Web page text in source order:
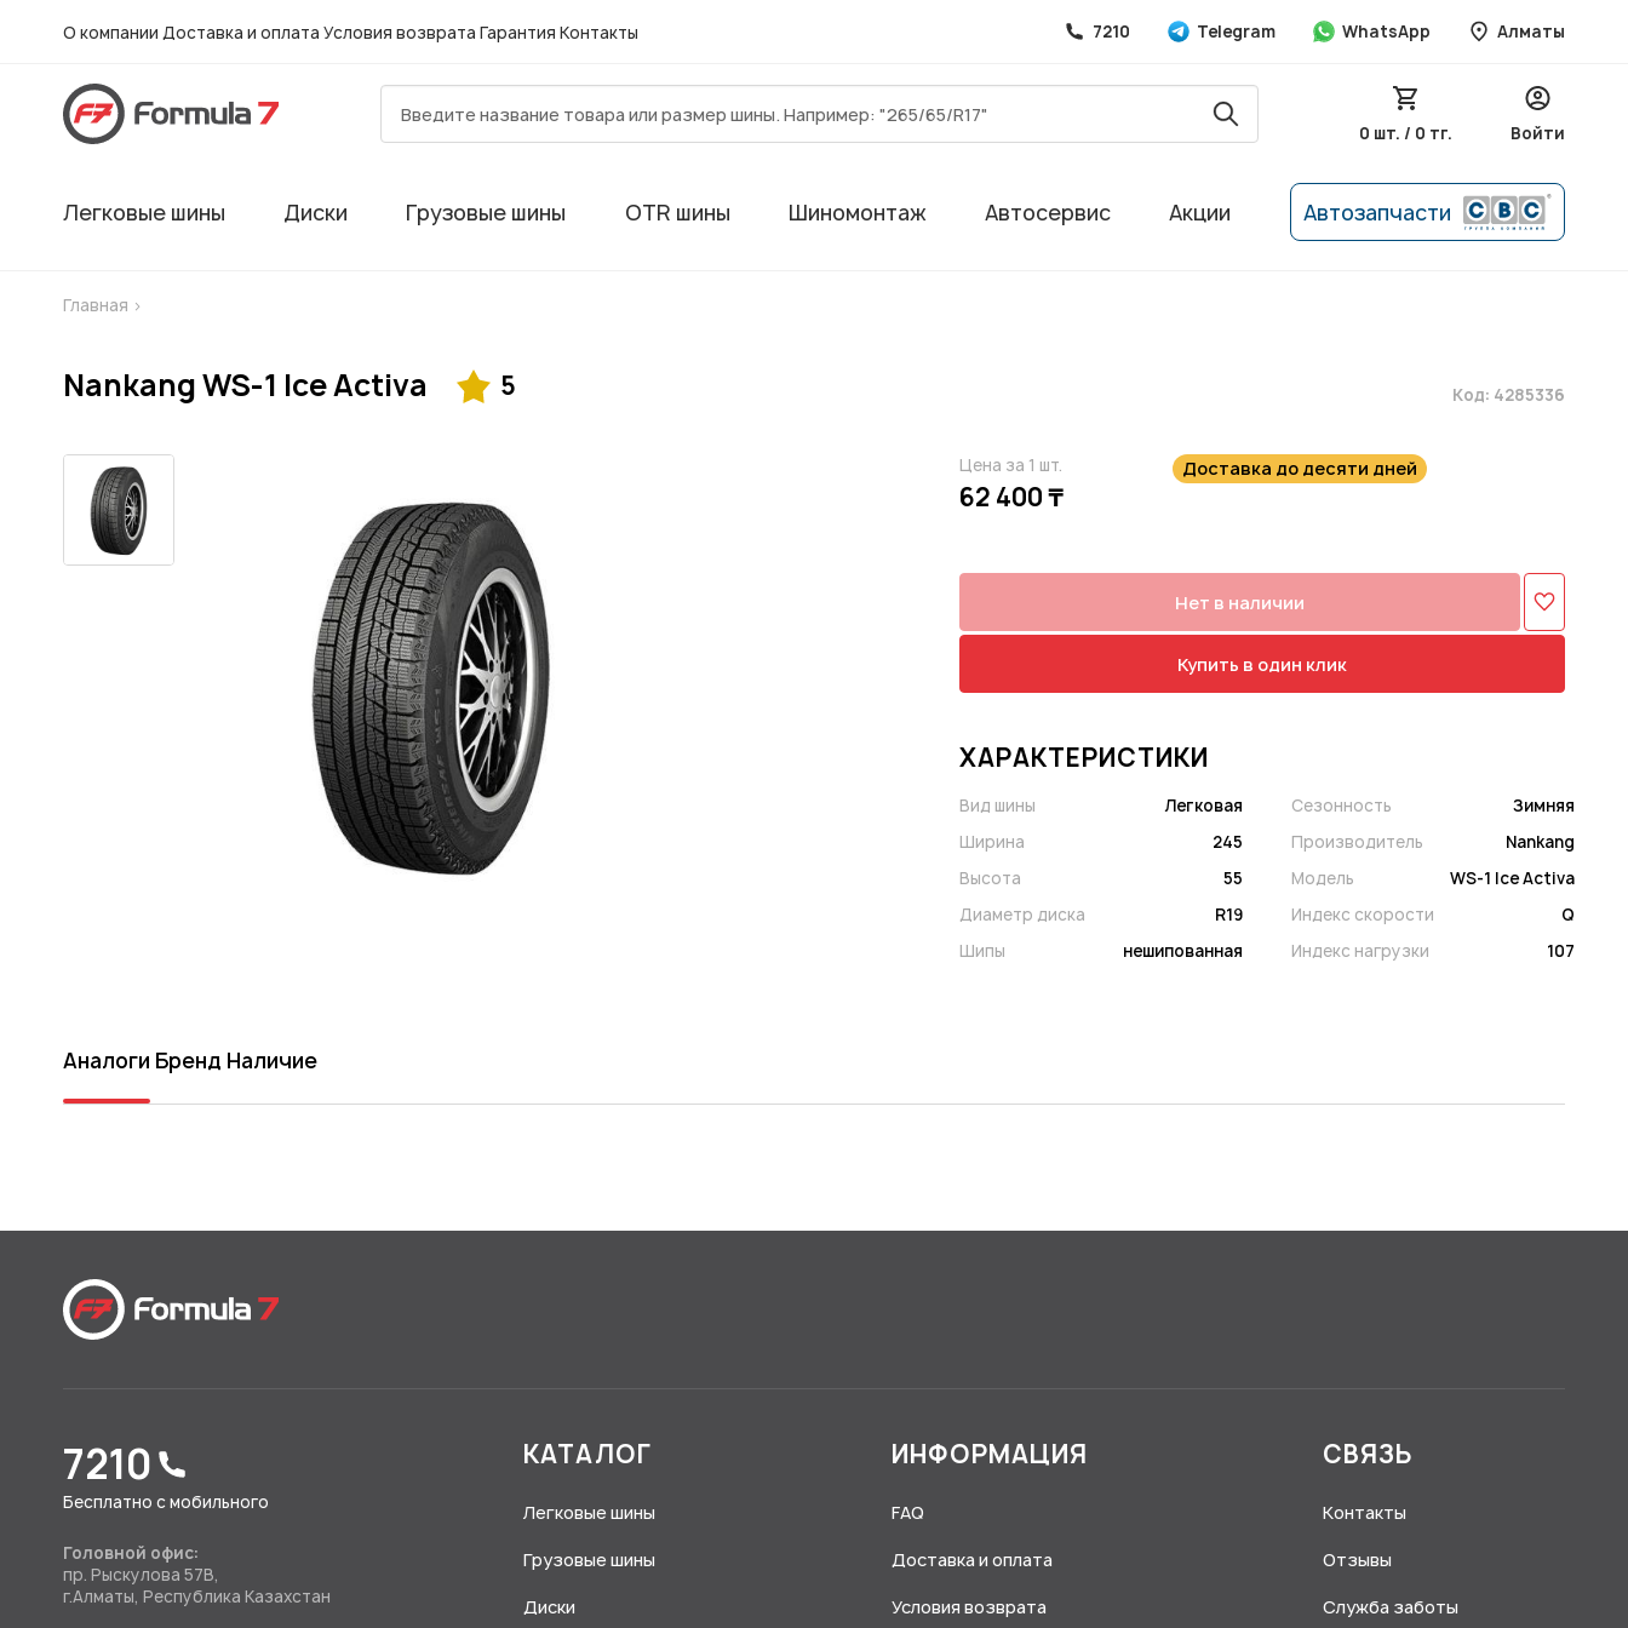
О компании Доставка и оплата Условия возврата Гарантия Контакты 7210 Telegram WhatsApp Алматы
0 шт. / 0 тг. Войти
Легковые шины Диски Грузовые шины OTR шины Шиномонтаж Автосервис Акции Автозапчасти
Главная >
Nankang WS-1 Ice Activa 5 Код: 4285336
Цена за 1 шт.
62 400 ₸
Доставка до десяти дней
Нет в наличии
Купить в один клик
ХАРАКТЕРИСТИКИ
Вид шины
Легковая
Ширина
245
Высота
55
Диаметр диска
R19
Шипы
нешипованная
Сезонность
Зимняя
Производитель
Nankang
Модель
WS-1 Ice Activa
Индекс скорости
Q
Индекс нагрузки
107
Аналоги Бренд Наличие
7210
Бесплатно с мобильного
Головной офис:
пр. Рыскулова 57В,
г.Алматы, Республика Казахстан
КАТАЛОГ
Легковые шины
Грузовые шины
Диски
ИНФОРМАЦИЯ
FAQ
Доставка и оплата
Условия возврата
СВЯЗЬ
Контакты
Отзывы
Служба заботы